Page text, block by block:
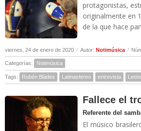
protagonistas,
originalmente en
de la que hace
viernes, 24 de enero de 2020 / Autor: Notimúsica /
Categorías: Notimúsica
Tags: Rubén Blades Latinastereo entrevista
Fallece el
Referente del
El músico